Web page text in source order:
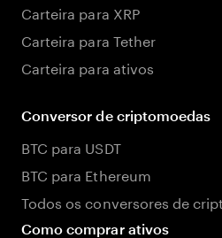
Carteira para XRP
Carteira para Tether
Carteira para ativos
Conversor de criptomoedas
BTC para USDT
BTC para Ethereum
Todos os conversores de
Como comprar ativos